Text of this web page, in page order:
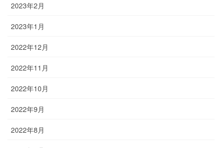
2023年2月
2023年1月
2022年12月
2022年11月
2022年10月
2022年9月
2022年8月